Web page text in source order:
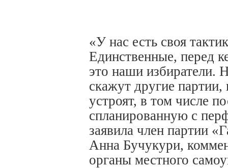
«У нас есть своя
Единственные, перед
это наши избиратели.
скажут другие
устроят, в том числе
спланированную с
заявила член партии
Анна Бучукури,
органы местного